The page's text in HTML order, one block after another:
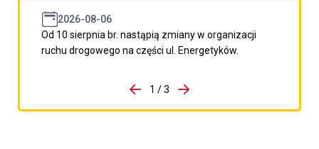
2026-08-06
Od 10 sierpnia br. nastąpią zmiany w organizacji
ruchu drogowego na części ul. Energetyków.
porzpedniego komunikatu
1 / 3
Przejdź do następnego